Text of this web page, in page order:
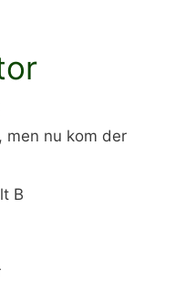
men nu kom der